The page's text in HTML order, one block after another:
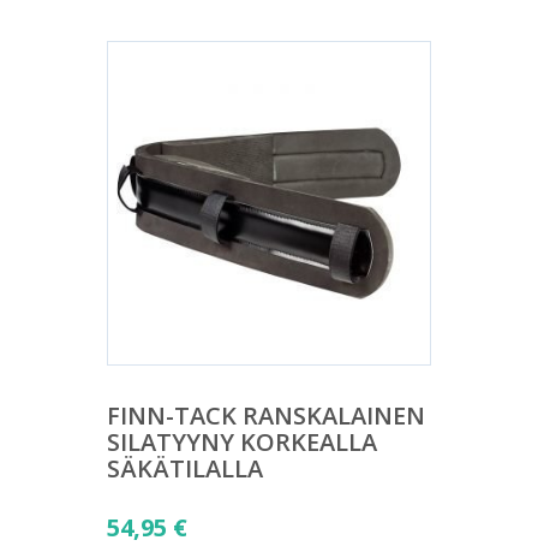
FINN-TACK RANSKALAINEN
SILATYYNY KORKEALLA
SÄKÄTILALLA
54,95 €